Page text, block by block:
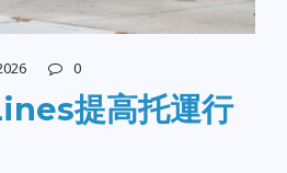
0
提高托運行